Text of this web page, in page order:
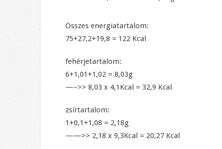
Összes energiatartalom:
75+27,2+19,8 = 122 Kcal
fehérjetartalom:
6+1,01+1,02 = 8,03g
—–>> 8,03 x 4,1Kcal = 32,9 Kcal
zsírtartalom:
1+0,1+1,08 = 2,18g
——>> 2,18 x 9,3Kcal = 20,27 Kcal